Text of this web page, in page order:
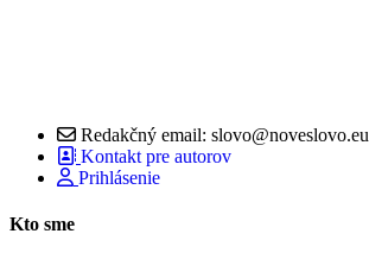
Redakčný email: slovo@noveslovo.eu
Kontakt pre autorov
Prihlásenie
Kto sme